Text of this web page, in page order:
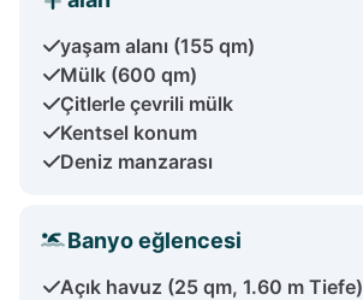
yaşam alanı (155 qm)
Mülk (600 qm)
Çitlerle çevrili mülk
Kentsel konum
Deniz manzarası
Banyo eğlencesi
Açık havuz (25 qm, 1.60 m Tiefe)